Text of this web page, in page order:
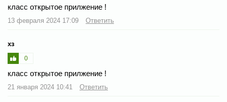
класс открытое прилжение !
13 февраля 2024 17:09 Ответить
хз
0
класс открытое прилжение !
21 января 2024 10:41 Ответить